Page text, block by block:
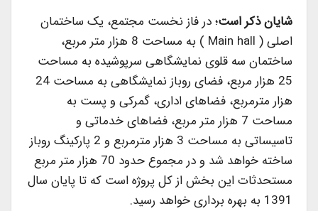
شایان ذکر است؛ در فاز نخست مجتمع، یک ساختمان
اصلی ( Main hall ) به مساحت 8 هزار متر مربع،
ساختمان سه قلوی نمایشگاهی سرپوشیده به مساحت
25 هزار مربع، فضای روباز نمایشگاهی به مساحت 24
هزار مترمربع، فضاهای اداری، گمرکی و پست به
مساحت 7 هزار متر مربع، فضاهای خدماتی و
تاسیساتی به مساحت 3 هزار مترمربع و 2 پارکینگ روباز
ساخته خواهد شد و در مجموع حدود 70 هزار متر مربع
مستحدثات این بخش از کل پروژه است که تا پایان سال
1391 به بهره برداری خواهد رسید.